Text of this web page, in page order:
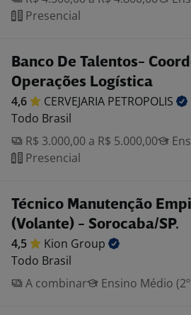
Presencial
Banco De Talentos-
Operações Logística
4,6 CERVEJARIA PETROPOLIS
Todo Brasil
R$ 3.000,00 a R$ 5.000,00
Presencial
Técnico Manutenção
(Volante) - Sorocaba/SP.
4,5 Kion Group
Todo Brasil
A combinar
Ensino Médio